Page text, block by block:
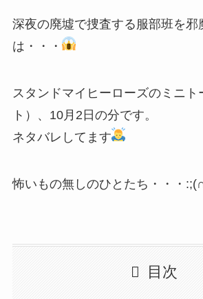
深夜の廃墟で捜査する服部班を邪
は・・・
スタンドマイヒーローズのミニト
ト）、10月2日の分です。
ネタバレしてます
怖いもの無しのひとたち・・・
目次